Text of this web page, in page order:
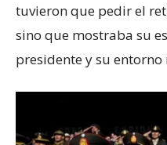
tuvieron que pedir el
sino que mostraba su
presidente y su entorno